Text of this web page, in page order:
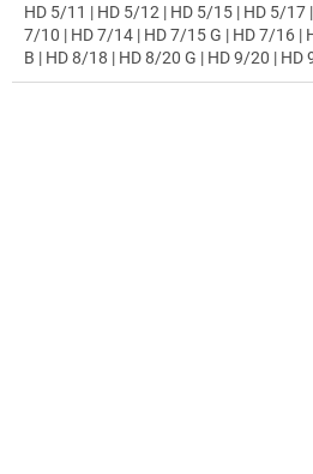
HD 5/11 | HD 5/12 | HD 5/15 | HD 5/17
7/10 | HD 7/14 | HD 7/15 G | HD 7/16 |
B | HD 8/18 | HD 8/20 G | HD 9/20 | HD
10/20 | HDS 1000 | HDS 12/18 | HDS
HDS 2000 Super | HDS 5/11 | HDS 5/